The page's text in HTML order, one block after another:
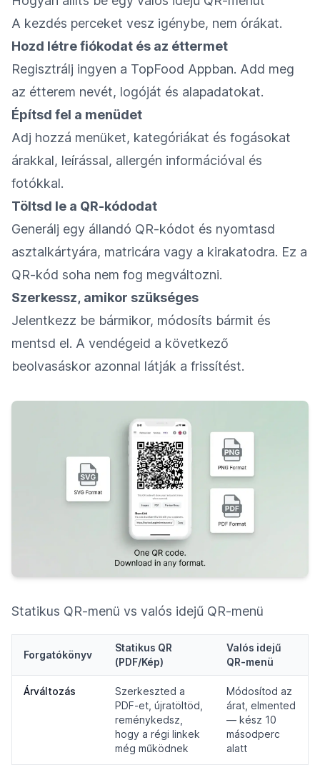
A kezdés perceket vesz igénybe, nem órákat.
Hozd létre fiókodat és az éttermet
Regisztrálj ingyen a TopFood Appban. Add meg
az étterem nevét, logóját és alapadatokat.
Építsd fel a menüdet
Adj hozzá menüket, kategóriákat és fogásokat
árakkal, leírással, allergén információval és
fotókkal.
Töltsd le a QR-kódodat
Generálj egy állandó QR-kódot és nyomtasd
asztalkártyára, matricára vagy a kirakatodra. Ez a
QR-kód soha nem fog megváltozni.
Szerkessz, amikor szükséges
Jelentkezz be bármikor, módosíts bármit és
mentsd el. A vendégeid a következő
beolvasáskor azonnal látják a frissítést.
Statikus QR-menü vs valós idejű QR-menü
Forgatókönyv
Statikus QR
(PDF/Kép)
Valós idejű
QR-menü
Árváltozás
Szerkeszted a
PDF-et, újratöltöd,
reménykedsz,
hogy a régi linkek
még működnek
Módosítod az
árat, elmented
— kész 10
másodperc
alatt